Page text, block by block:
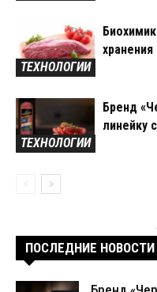
ТЕХНОЛОГИИ
ТЕХНОЛОГИИ
Бренд
линейку
ПОСЛЕДНИЕ НОВОСТИ